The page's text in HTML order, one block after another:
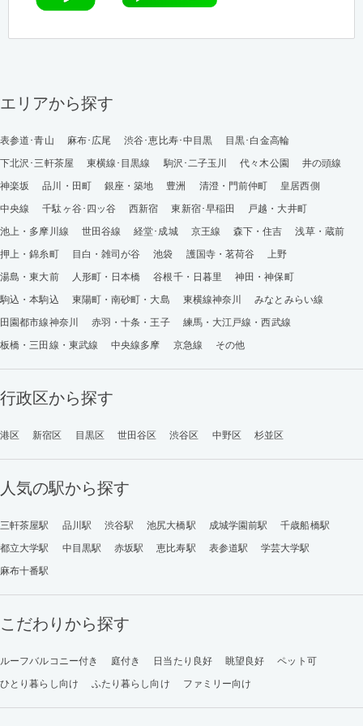
エリアから探す
表参道･青山 麻布･広尾 渋谷･恵比寿･中目黒
目黒･白金高輪
下北沢･三軒茶屋
東横線･目黒線 駒沢･二子玉川 代々木公園
井の頭線
神楽坂
品川・田町 銀座・築地 豊洲 清澄・門前仲町
皇居西側
中央線
千駄ヶ谷･四ッ谷 西新宿 東新宿･早稲田
戸越・大井町
池上・多摩川線
世田谷線 経堂･成城 京王線 森下・住吉
浅草・蔵前
押上・錦糸町
目白・雑司が谷 池袋 護国寺・茗荷谷
上野
湯島・東大前
人形町・日本橋 谷根千・日暮里
神田・神保町
駒込・本駒込
東陽町・南砂町・大島 東横線神奈川
みなとみらい線
田園都市線神奈川
赤羽・十条・王子
練馬・大江戸線・西武線
板橋・三田線・東武線
中央線多摩 京急線 その他
行政区から探す
港区 新宿区 目黒区 世田谷区 渋谷区 中野区 杉並区
人気の駅から探す
三軒茶屋駅 品川駅 渋谷駅 池尻大橋駅 成城学園前駅
千歳船橋駅
都立大学駅
中目黒駅 赤坂駅 恵比寿駅 表参道駅
学芸大学駅
麻布十番駅
こだわりから探す
ルーフバルコニー付き 庭付き 日当たり良好 眺望良好
ペット可
ひとり暮らし向け
ふたり暮らし向け ファミリー向け